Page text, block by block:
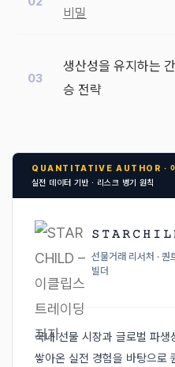
비밀
생산성을 유지하는
승 전략
QUANTITATIVE AUTHOR · 이
실전 데이터 기반 · 리스크 병기 원칙
𝚂 𝚃 𝙰 𝚁 𝙲 𝙷 𝙸 𝙻
선물거래 리서처 · 퀀
빌더
국내 선물 시장과 글로벌 파생
쌓아온 실전 경험을 바탕으로